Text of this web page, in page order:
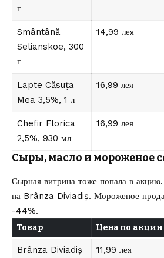
г
Smântână
Selianskoe, 300
г
14,99 лея
Lapte Căsuța
Mea 3,5%, 1 л
16,99 лея
Chefir Florica
2,5%, 930 мл
16,99 лея
Сыры, масло и мороженое
Сырная витрина тоже попала в
на Brânza Diviadiș. Мороженое
-44%.
Товар Цена по акции
Brânza Diviadiș
11,99 лея